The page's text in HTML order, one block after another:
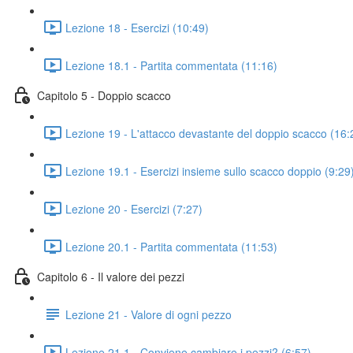
Lezione 18 - Esercizi (10:49)
Lezione 18.1 - Partita commentata (11:16)
Capitolo 5 - Doppio scacco
Lezione 19 - L'attacco devastante del doppio scacco
Lezione 19.1 - Esercizi insieme sullo scacco doppio (9:29)
Lezione 20 - Esercizi (7:27)
Lezione 20.1 - Partita commentata (11:53)
Capitolo 6 - Il valore dei pezzi
Lezione 21 - Valore di ogni pezzo